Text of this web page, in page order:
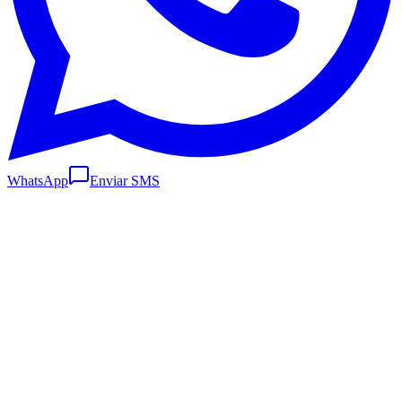
WhatsApp Enviar SMS